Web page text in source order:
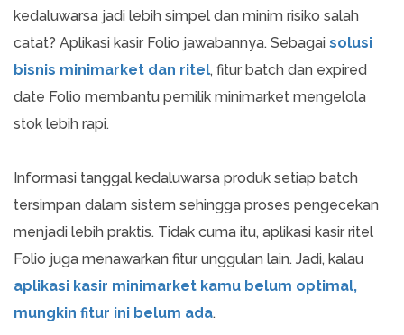
kedaluwarsa jadi lebih simpel dan minim risiko salah
catat? Aplikasi kasir Folio jawabannya. Sebagai solusi
bisnis minimarket dan ritel, fitur batch dan expired
date Folio membantu pemilik minimarket mengelola
stok lebih rapi.
Informasi tanggal kedaluwarsa produk setiap batch
tersimpan dalam sistem sehingga proses pengecekan
menjadi lebih praktis. Tidak cuma itu, aplikasi kasir ritel
Folio juga menawarkan fitur unggulan lain. Jadi, kalau
aplikasi kasir minimarket kamu belum optimal,
mungkin fitur ini belum ada.